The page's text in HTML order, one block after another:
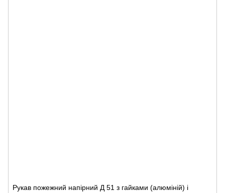
Рукав пожежний напірний Д 51 з гайками (алюміній) і